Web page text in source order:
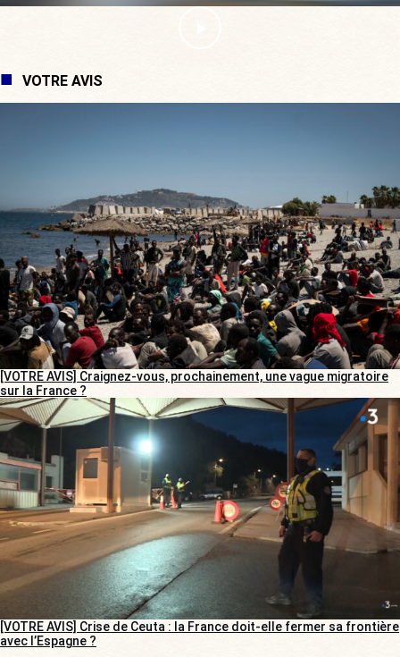
VOTRE AVIS
[VOTRE AVIS] Craignez-vous, prochainement, une vague migratoire
sur la France ?
[VOTRE AVIS] Crise de Ceuta : la France doit-elle fermer sa frontière
avec l’Espagne ?